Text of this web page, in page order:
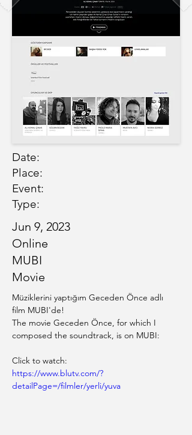
Date:
Place:
Event:
Type:
Jun 9, 2023
Online
MUBI
Movie
Müziklerini yaptığım Geceden Önce adlı
film MUBI'de!
The movie Geceden Önce, for which I
composed the soundtrack, is on MUBI:
Click to watch:
https://www.blutv.com/?
detailPage=/filmler/yerli/yuva